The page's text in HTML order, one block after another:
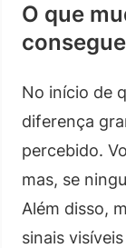
O que
No início de
diferença
percebido.
mas, se
Além disso,
sinais